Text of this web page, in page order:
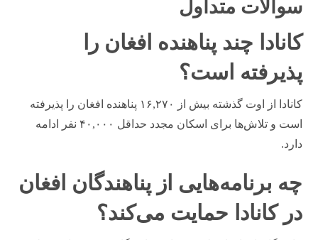
سوالات متداول
کانادا چند پناهنده افغان را
پذیرفته است؟
کانادا از اوت گذشته بیش از ۱۶,۲۷۰ پناهنده افغان را پذیرفته
است و تلاش‌ها برای اسکان مجدد حداقل ۴۰,۰۰۰ نفر ادامه
دارد.
چه برنامه‌هایی از پناهندگان افغان
در کانادا حمایت می‌کند؟